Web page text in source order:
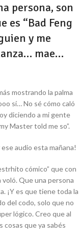
persona, son
es “Bad Feng
y me
mae…
mostrando la palma
sí… No sé cómo caló
diciendo a mi gente
Master told me so”.
ese audio esta mañana!
cómico” que con
voló. Que una persona
¡Y es que tiene toda la
del codo, solo que no
lógico. Creo que al
cosas que ya sabés